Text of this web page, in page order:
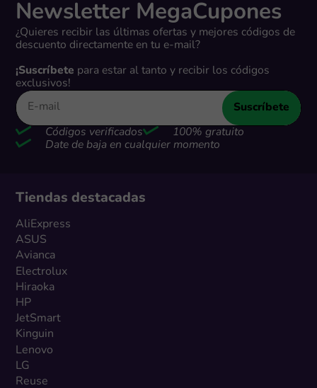
Newsletter MegaCupones
¿Quieres recibir las últimas ofertas y mejores códigos de
descuento directamente en tu e-mail?
¡Suscríbete para estar al tanto y recibir los códigos
exclusivos!
Suscríbete
Códigos verificados
100% gratuito
Date de baja en cualquier momento
Tiendas destacadas
AliExpress
ASUS
Avianca
Electrolux
Hiraoka
HP
JetSmart
Kinguin
Lenovo
LG
Reuse